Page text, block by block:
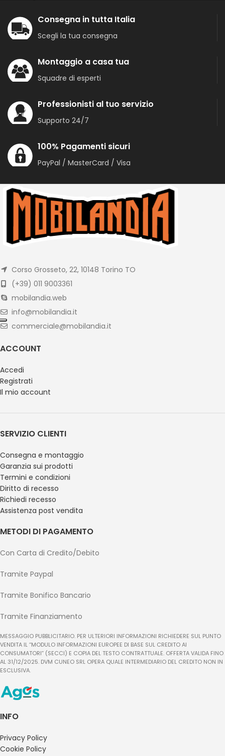
Consegna in tutta Italia
Scegli la tua consegna
Montaggio a casa tua
Squadre di esperti
Professionisti al tuo servizio
Supporto 24/7
100% Pagamenti sicuri
PayPal / MasterCard / Visa
Corso Grosseto, 22, 10148 Torino TO
(+39) 011 9003361
mobilandia.web
info@mobilandia.it
commerciale@mobilandia.it
ACCOUNT
Accedi
Registrati
Il mio account
SERVIZIO CLIENTI
Consegna e montaggio
Garanzia sui prodotti
Termini e condizioni
Diritto di recesso
Richiedi recesso
Assistenza post vendita
METODI DI PAGAMENTO
Con Carta di Credito/Debito
Tramite Paypal
Tramite Bonifico Bancario
Tramite Finanziamento
MESSAGGIO PUBBLICITARIO. PER ULTERIORI INFORMAZIONI RICHIEDERE SUL PUNTO
VENDITA IL “MODULO INFORMAZIONI EUROPEE DI BASE SUL CREDITO AI
CONSUMATORI” (SECCI) E COPIA DEL TESTO CONTRATTUALE. OFFERTA VALIDA FINO
AL 31/12/2025. DVM CUNEO SRL OPERA QUALE INTERMEDIARIO DEL CREDITO NON IN
ESCLUSIVA.
INFO
Privacy Policy
Cookie Policy